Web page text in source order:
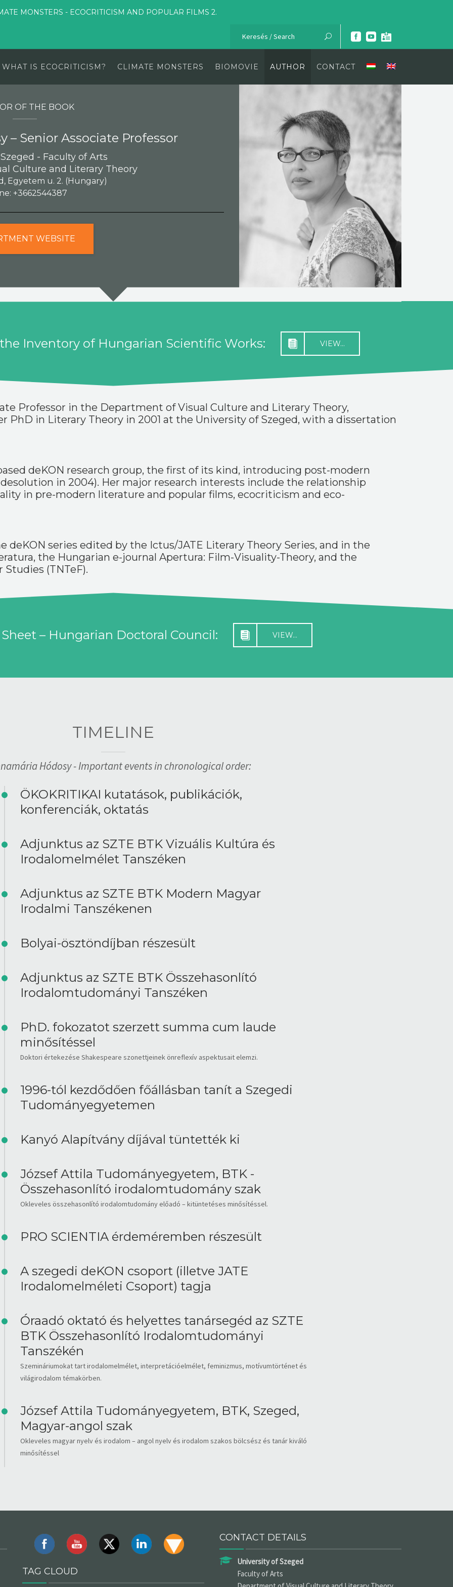
MONSTERS - ECOCRITICISM AND POPULAR FILMS 2.
WHAT IS ECOCRITICISM? CLIMATE MONSTERS BIOMOVIE AUTHOR CONTACT
OF THE BOOK
– Senior Associate Professor
- Faculty of Arts
Culture and Literary Theory
Egyetem u. 2. (Hungary)
+3662544387
WEBSITE
Inventory of Hungarian Scientific Works: VIEW...
Professor in the Department of Visual Culture and Literary Theory,
PhD in Literary Theory in 2001 at the University of Szeged, with a dissertation
deKON research group, the first of its kind, introducing post-modern
in 2004). Her major research interests include the relationship
in pre-modern literature and popular films, ecocriticism and eco-
deKON series edited by the Ictus/JATE Literary Theory Series, and in the
the Hungarian e-journal Apertura: Film-Visuality-Theory, and the
(TNTeF).
– Hungarian Doctoral Council: VIEW...
TIMELINE
Hódosy - Important events in chronological order:
ÖKOKRITIKAI kutatások, publikációk,
konferenciák, oktatás
Adjunktus az SZTE BTK Vizuális Kultúra és
Irodalomelmélet Tanszéken
Adjunktus az SZTE BTK Modern Magyar
Irodalmi Tanszékenen
Bolyai-ösztöndíjban részesült
Adjunktus az SZTE BTK Összehasonlító
Irodalomtudományi Tanszéken
PhD. fokozatot szerzett summa cum laude
minősítéssel
Doktori értekezése Shakespeare szonettjeinek önreflexív aspektusait elemzi.
1996-tól kezdődően főállásban tanít a Szegedi
Tudományegyetemen
Kanyó Alapítvány díjával tüntették ki
József Attila Tudományegyetem, BTK -
Összehasonlító irodalomtudomány szak
Okleveles összehasonlító irodalomtudomány előadó – kitüntetéses minősítéssel.
PRO SCIENTIA érdeméremben részesült
A szegedi deKON csoport (illetve JATE
Irodalomelméleti Csoport) tagja
Óraadó oktató és helyettes tanársegéd az SZTE
BTK Összehasonlító Irodalomtudományi
Tanszékén
Szemináriumokat tart irodalomelmélet, interpretációelmélet, feminizmus, motívumtörténet és
világirodalom témakörben.
József Attila Tudományegyetem, BTK, Szeged,
Magyar-angol szak
Okleveles magyar nyelv és irodalom – angol nyelv és irodalom szakos bölcsész és tanár kiváló
minősítéssel
TAG CLOUD
CONTACT DETAILS
University of Szeged
Faculty of Arts